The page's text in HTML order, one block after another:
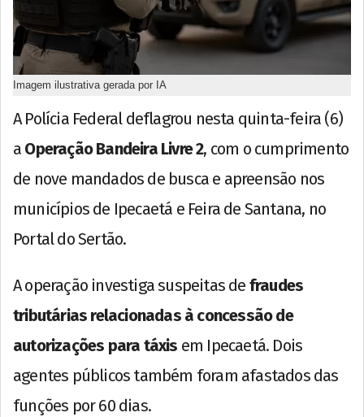
Imagem ilustrativa gerada por IA
A Polícia Federal deflagrou nesta quinta-feira (6)
a Operação Bandeira Livre 2, com o cumprimento
de nove mandados de busca e apreensão nos
municípios de Ipecaetá e Feira de Santana, no
Portal do Sertão.
A operação investiga suspeitas de fraudes
tributárias relacionadas à concessão de
autorizações para táxis em Ipecaetá. Dois
agentes públicos também foram afastados das
funções por 60 dias.